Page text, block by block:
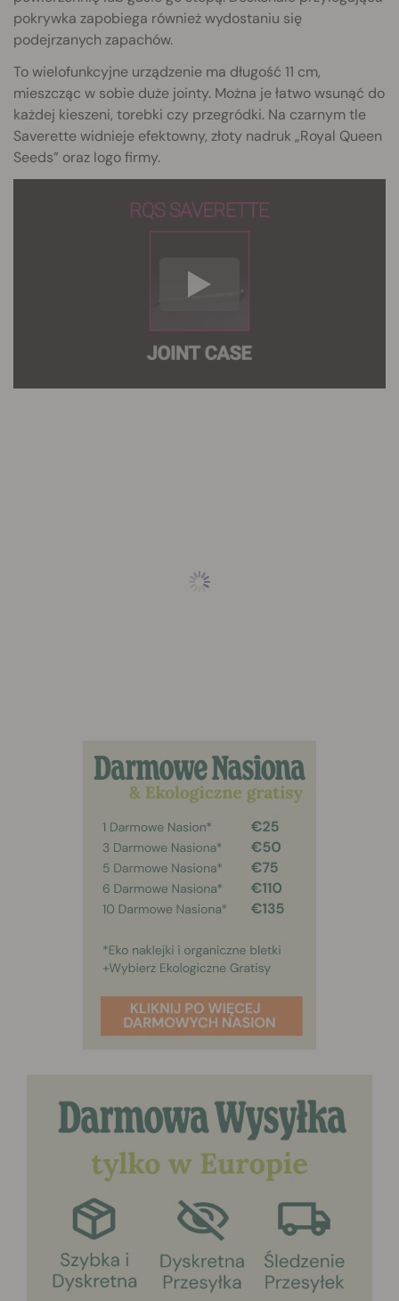
pokrywka zapobiega również wydostaniu się
podejrzanych zapachów.
To wielofunkcyjne urządzenie ma długość 11 cm,
mieszcząc w sobie duże jointy. Można je łatwo wsunąć do
każdej kieszeni, torebki czy przegródki. Na czarnym tle
Saverette widnieje efektowny, złoty nadruk „Royal Queen
Seeds” oraz logo firmy.